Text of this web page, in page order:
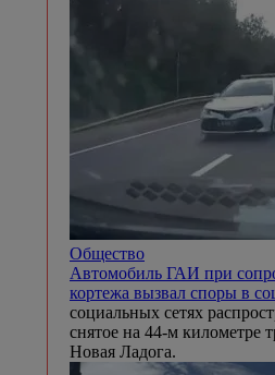
Общество
Автомобиль ГАИ при
кортежа вызвал споры в
социальных сетях
снятое на 44-м километре
Новая Ладога.